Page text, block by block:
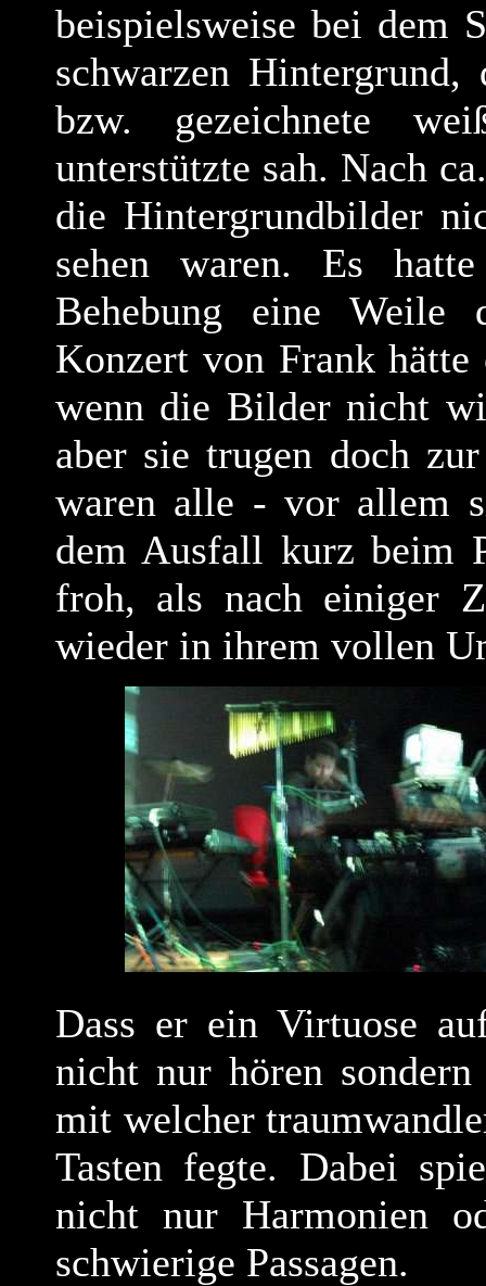
beispielsweise bei dem
schwarzen
bzw. gezeichnete
unterstützte sah. Nach
die Hintergrundbilder
sehen waren. Es
Behebung eine Weile
Konzert von Frank
wenn die Bilder nicht
aber sie trugen doch
waren alle - vor allem
dem Ausfall kurz beim
froh, als nach einiger
wieder in ihrem vollen
Dass er ein Virtuose
nicht nur hören
mit welcher
Tasten fegte. Dabei
nicht nur Harmonien
schwierige Passagen.